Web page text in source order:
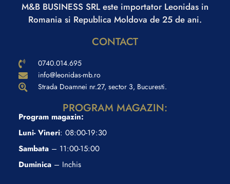
M&B BUSINESS SRL este importator Leonidas in
Romania si Republica Moldova de 25 de ani.
CONTACT
0740.014.695
info@leonidas-mb.ro
Strada Doamnei nr.27, sector 3, Bucuresti.
PROGRAM MAGAZIN:
Program magazin:
Luni- Vineri: 08:00-19:30
Sambata – 11:00-15:00
Duminica – Inchis